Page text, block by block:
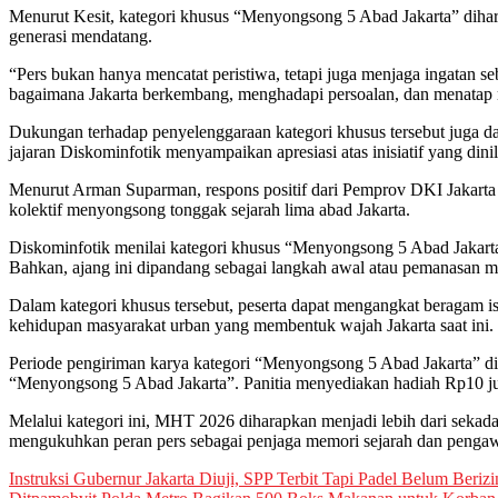
Menurut Kesit, kategori khusus “Menyongsong 5 Abad Jakarta”
generasi mendatang.
“Pers bukan hanya mencatat peristiwa, tetapi juga menjaga ingatan
bagaimana Jakarta berkembang, menghadapi persoalan, dan
Dukungan terhadap penyelenggaraan kategori khusus tersebut
jajaran Diskominfotik menyampaikan apresiasi atas inisiatif yang
Menurut Arman Suparman, respons positif dari Pemprov DKI
kolektif menyongsong tonggak sejarah lima abad Jakarta.
Diskominfotik menilai kategori khusus “Menyongsong 5 Abad
Bahkan, ajang ini dipandang sebagai langkah awal atau pemanasan
Dalam kategori khusus tersebut, peserta dapat mengangkat
kehidupan masyarakat urban yang membentuk wajah Jakarta saat ini.
Periode pengiriman karya kategori “Menyongsong 5 Abad
“Menyongsong 5 Abad Jakarta”. Panitia menyediakan hadiah Rp10
Melalui kategori ini, MHT 2026 diharapkan menjadi lebih dari
mengukuhkan peran pers sebagai penjaga memori sejarah dan
Post
Instruksi Gubernur Jakarta Diuji, SPP Terbit Tapi Padel Belum